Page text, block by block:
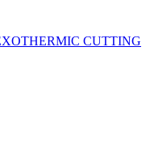
CUTTING